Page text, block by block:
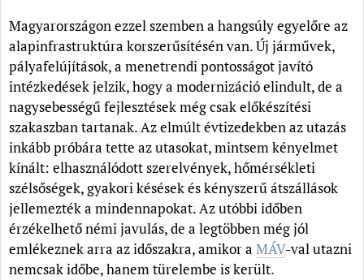
Magyarországon ezzel szemben a hangsúly egyelőre az
alapinfrastruktúra korszerűsítésén van. Új járművek,
pályafelújítások, a menetrendi pontosságot javító
intézkedések jelzik, hogy a modernizáció elindult, de a
nagysebességű fejlesztések még csak előkészítési
szakaszban tartanak. Az elmúlt évtizedekben az utazás
inkább próbára tette az utasokat, mintsem kényelmet
kínált: elhasználódott szerelvények, hőmérsékleti
szélsőségek, gyakori késések és kényszerű átszállások
jellemezték a mindennapokat. Az utóbbi időben
érzékelhető némi javulás, de a legtöbben még jól
emlékeznek arra az időszakra, amikor a MÁV-val utazni
nemcsak időbe, hanem türelembe is került.